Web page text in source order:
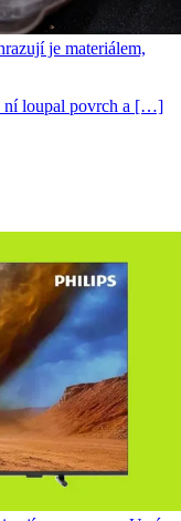
je materiálem,
ní loupal povrch a […]